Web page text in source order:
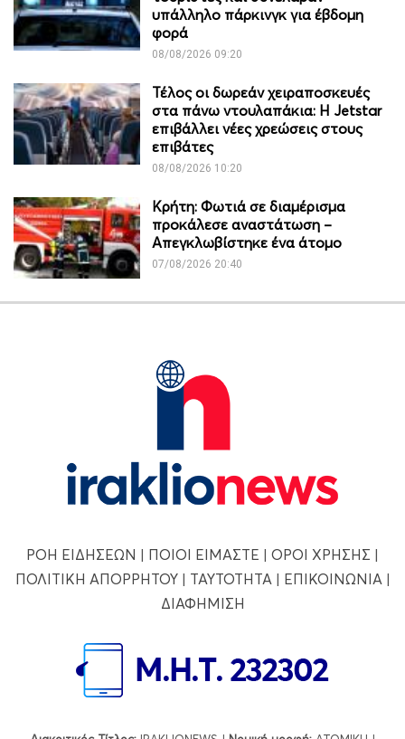
υπάλληλο πάρκινγκ για έβδομη
φορά
08/08/2026 09:20
Τέλος οι δωρεάν χειραποσκευές
στα πάνω ντουλαπάκια: Η Jetstar
επιβάλλει νέες χρεώσεις στους
επιβάτες
08/08/2026 10:20
Κρήτη: Φωτιά σε διαμέρισμα
προκάλεσε αναστάτωση –
Απεγκλωβίστηκε ένα άτομο
07/08/2026 20:40
ΡΟΗ ΕΙΔΗΣΕΩΝ | ΠΟΙΟΙ ΕΙΜΑΣΤΕ | ΟΡΟΙ ΧΡΗΣΗΣ |
ΠΟΛΙΤΙΚΗ ΑΠΟΡΡΗΤΟΥ| ΤΑΥΤΟΤΗΤΑ| ΕΠΙΚΟΙΝΩΝΙΑ|
ΔΙΑΦΗΜΙΣΗ